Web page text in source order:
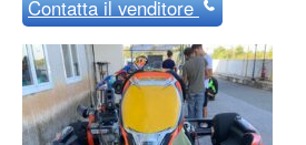
Contattail venditore